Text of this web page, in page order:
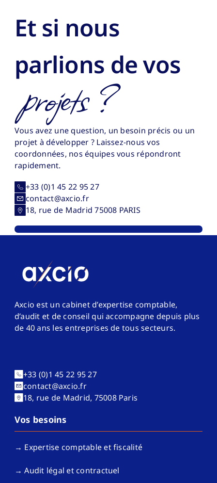
Et si nous
parlions de vos
projets ?
Vous avez une question, un besoin précis ou un
projet à développer ? Laissez-nous vos
coordonnées, nos équipes vous répondront
rapidement.
+33 (0)1 45 22 95 27
contact@axcio.fr
18, rue de Madrid 75008 PARIS
Axcio est un cabinet d’expertise comptable,
d’audit et de conseil qui accompagne depuis plus
de 40 ans les entreprises de tous secteurs.
+33 (0)1 45 22 95 27
contact@axcio.fr
18, rue de Madrid, 75008 Paris
Vos besoins
→ Expertise comptable et fiscalité
→ Audit légal et contractuel